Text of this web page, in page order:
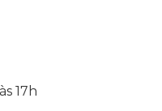
17h